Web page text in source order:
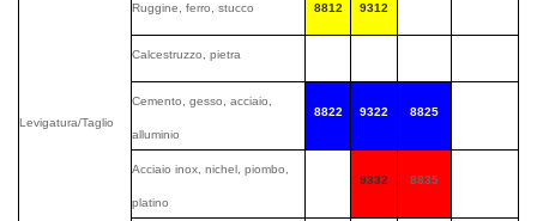
Levigatura/Taglio
Ruggine, ferro, stucco 8812 9312
Calcestruzzo, pietra
Cemento, gesso, acciaio,
alluminio
8822 9322 8825
Acciaio inox, nichel, piombo,
platino
9332 8835